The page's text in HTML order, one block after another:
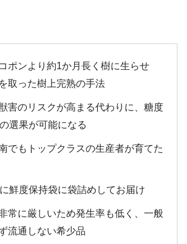
ポンより約1か月長く樹に生らせ
取った樹上完熟の手法
害のリスクが高まる代わりに、糖度
選果が可能になる
でもトップクラスの生産者が育てた
鮮度保持袋に袋詰めしてお届け
常に厳しいため発生率も低く、一般
流通しない希少品